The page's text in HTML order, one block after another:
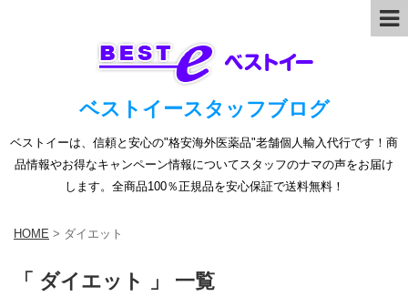
ベストイースタッフブログ
ベストイーは、信頼と安心の"格安海外医薬品"老舗個人輸入代行です！商
品情報やお得なキャンペーン情報についてスタッフのナマの声をお届け
します。全商品100％正規品を安心保証で送料無料！
HOME > ダイエット
「 ダイエット 」 一覧